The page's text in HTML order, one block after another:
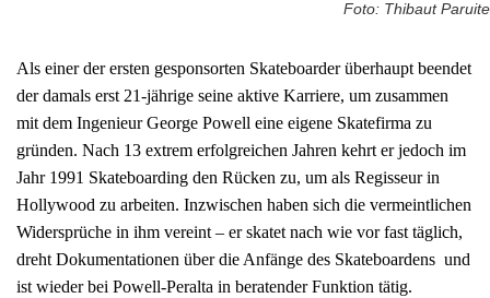
Foto: Thibaut Paruite
Als einer der ersten gesponsorten Skateboarder überhaupt beendet
der damals erst 21-jährige seine aktive Karriere, um zusammen
mit dem Ingenieur George Powell eine eigene Skatefirma zu
gründen. Nach 13 extrem erfolgreichen Jahren kehrt er jedoch im
Jahr 1991 Skateboarding den Rücken zu, um als Regisseur in
Hollywood zu arbeiten. Inzwischen haben sich die vermeintlichen
Widersprüche in ihm vereint – er skatet nach wie vor fast täglich,
dreht Dokumentationen über die Anfänge des Skateboardens und
ist wieder bei Powell-Peralta in beratender Funktion tätig.